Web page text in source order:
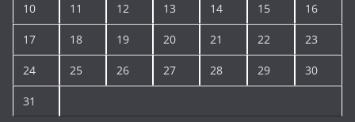
10 11 12 13 14 15 16
17 18 19 20 21 22 23
24 25 26 27 28 29 30
31